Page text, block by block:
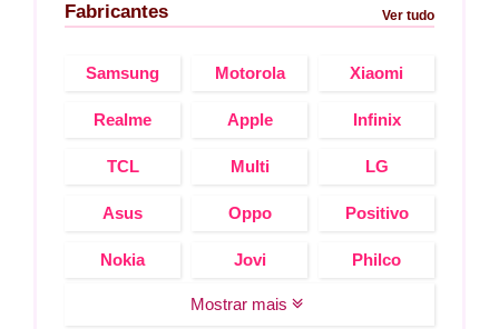
Fabricantes Ver tudo
Samsung Motorola Xiaomi
Realme Apple Infinix
TCL Multi LG
Asus Oppo Positivo
Nokia Jovi Philco
Mostrar mais